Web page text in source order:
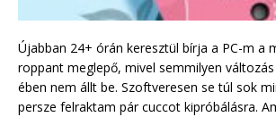
Újabban 24+ órán keresztül bírja a PC-m a
roppant meglepő, mivel semmilyen
ében nem állt be. Szoftveresen se túl sok
persze felraktam pár cuccot kipróbálásra.